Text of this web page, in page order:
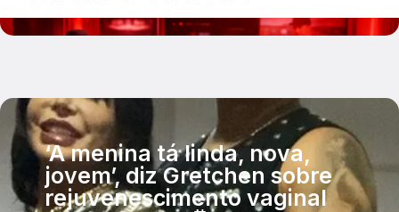
‘A menina tá linda, nova,
jovem’, diz Gretchen sobre
rejuvenescimento vaginal